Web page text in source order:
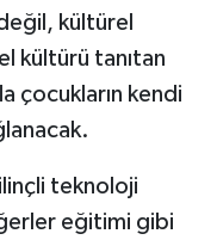
kültürel
kültürü tanıtan
çocukların kendi
teknoloji
eğitimi gibi